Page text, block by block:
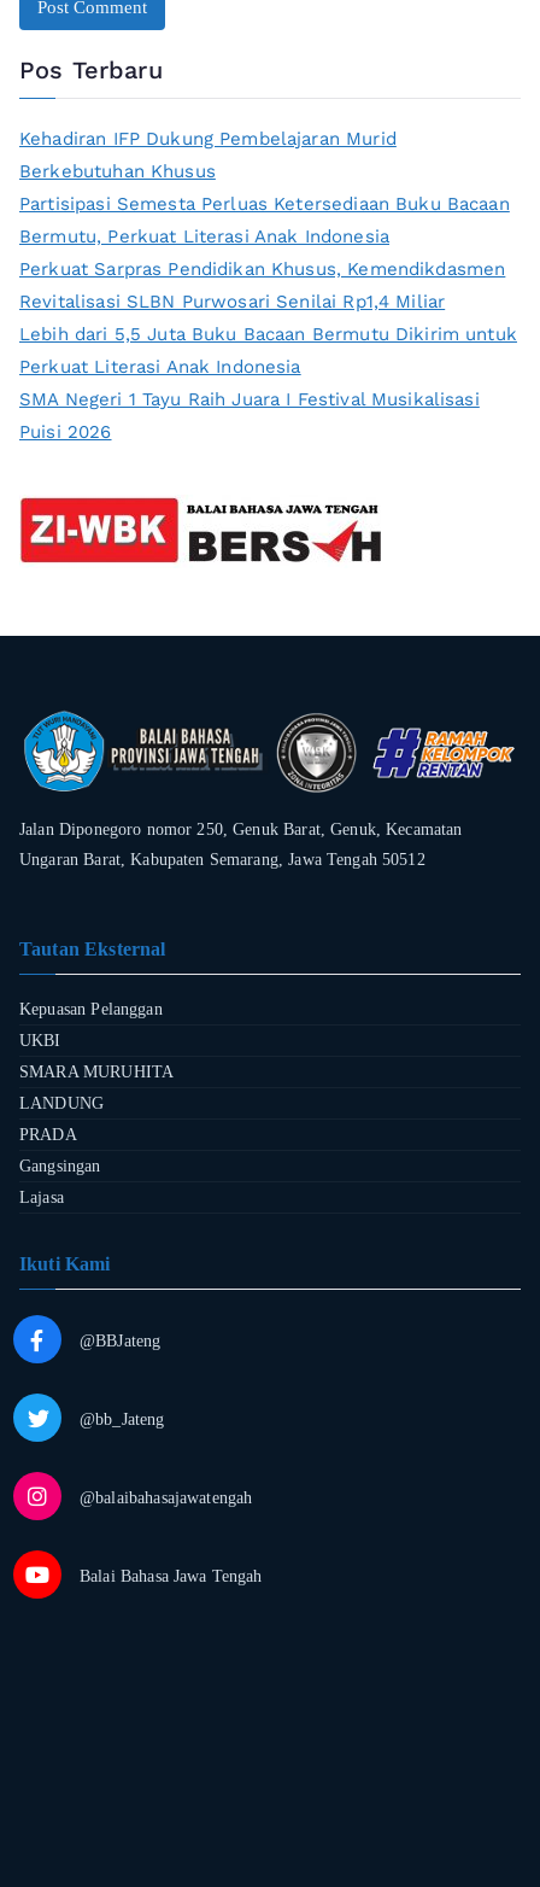
Pos Terbaru
Kehadiran IFP Dukung Pembelajaran Murid
Berkebutuhan Khusus
Partisipasi Semesta Perluas Ketersediaan Buku Bacaan
Bermutu, Perkuat Literasi Anak Indonesia
Perkuat Sarpras Pendidikan Khusus, Kemendikdasmen
Revitalisasi SLBN Purwosari Senilai Rp1,4 Miliar
Lebih dari 5,5 Juta Buku Bacaan Bermutu Dikirim untuk
Perkuat Literasi Anak Indonesia
SMA Negeri 1 Tayu Raih Juara I Festival Musikalisasi
Puisi 2026
Jalan Diponegoro nomor 250, Genuk Barat, Genuk, Kecamatan
Ungaran Barat, Kabupaten Semarang, Jawa Tengah 50512
Tautan Eksternal
Kepuasan Pelanggan
UKBI
SMARA MURUHITA
LANDUNG
PRADA
Gangsingan
Lajasa
Ikuti Kami
@BBJateng
@bb_Jateng
@balaibahasajawatengah
Balai Bahasa Jawa Tengah